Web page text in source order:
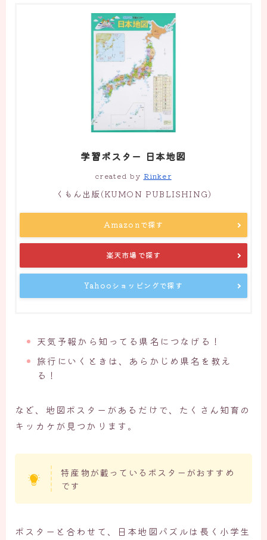
学習ポスター 日本地図
created by Rinker
くもん出版(KUMON PUBLISHING)
Amazonで探す
楽天市場で探す
Yahooショッピングで探す
天気予報から知ってる県名につなげる！
旅行にいくときは、あらかじめ県名を教え
る！
など、地図ポスターがあるだけで、たくさん知育の
キッカケが見つかります。
特産物が載っているポスターがおすすめ
です
ポスターと合わせて、日本地図パズルは長く小学生